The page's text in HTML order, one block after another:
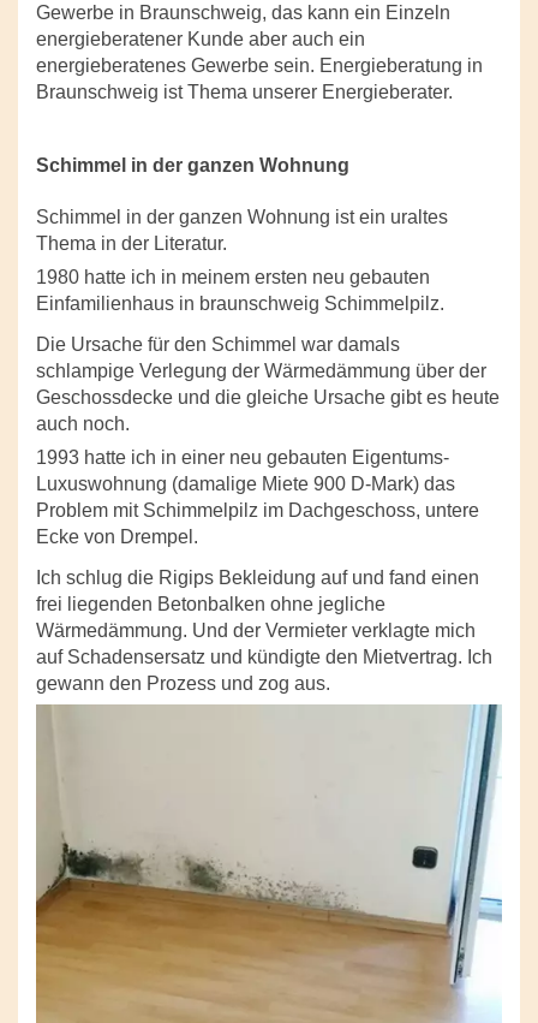
Gewerbe in Braunschweig, das kann ein Einzeln
energieberatener Kunde aber auch ein
energieberatenes Gewerbe sein. Energieberatung in
Braunschweig ist Thema unserer Energieberater.
Schimmel in der ganzen Wohnung
Schimmel in der ganzen Wohnung ist ein uraltes
Thema in der Literatur.
1980 hatte ich in meinem ersten neu gebauten
Einfamilienhaus in braunschweig Schimmelpilz.
Die Ursache für den Schimmel war damals
schlampige Verlegung der Wärmedämmung über der
Geschossdecke und die gleiche Ursache gibt es heute
auch noch.
1993 hatte ich in einer neu gebauten Eigentums-
Luxuswohnung (damalige Miete 900 D-Mark) das
Problem mit Schimmelpilz im Dachgeschoss, untere
Ecke von Drempel.
Ich schlug die Rigips Bekleidung auf und fand einen
frei liegenden Betonbalken ohne jegliche
Wärmedämmung. Und der Vermieter verklagte mich
auf Schadensersatz und kündigte den Mietvertrag. Ich
gewann den Prozess und zog aus.